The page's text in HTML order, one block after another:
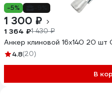
-5%
1 300 ₽
1 364 ₽1 430 ₽
Анкер клиновой 16x140 20 шт
4.8(20)
В